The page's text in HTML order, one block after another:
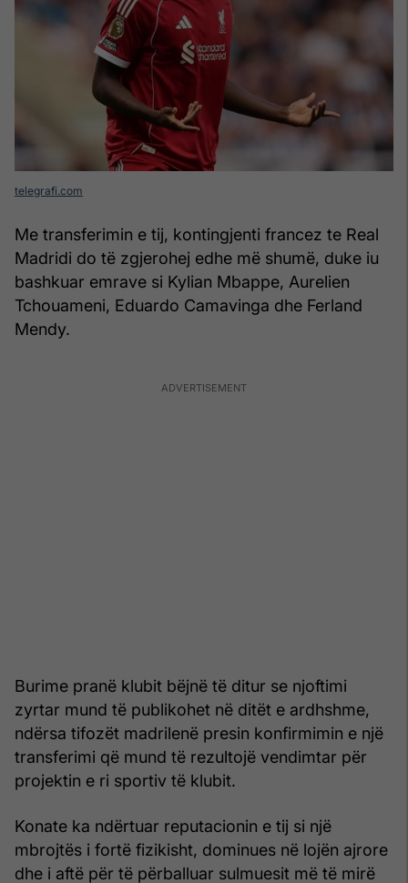
telegrafi.com
Me transferimin e tij, kontingjenti francez te Real
Madridi do të zgjerohej edhe më shumë, duke iu
bashkuar emrave si Kylian Mbappe, Aurelien
Tchouameni, Eduardo Camavinga dhe Ferland
Mendy.
Burime pranë klubit bëjnë të ditur se njoftimi
zyrtar mund të publikohet në ditët e ardhshme,
ndërsa tifozët madrilenë presin konfirmimin e një
transferimi që mund të rezultojë vendimtar për
projektin e ri sportiv të klubit.
Konate ka ndërtuar reputacionin e tij si një
mbrojtës i fortë fizikisht, dominues në lojën ajrore
dhe i aftë për të përballuar sulmuesit më të mirë